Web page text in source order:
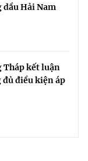
dầu Hải Nam
kết luận
điều kiện áp